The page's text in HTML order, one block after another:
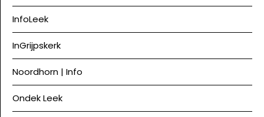
InfoLeek
InGrijpskerk
Noordhorn | Info
Ondek Leek